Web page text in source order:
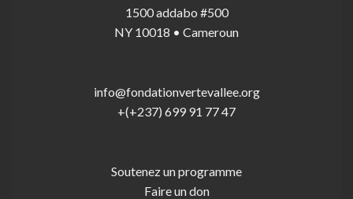
1500 addabo #500
NY 10018 • Cameroun
info@fondationvertevallee.org
+(+237) 699 91 77 47
Soutenez un programme
Faire un don